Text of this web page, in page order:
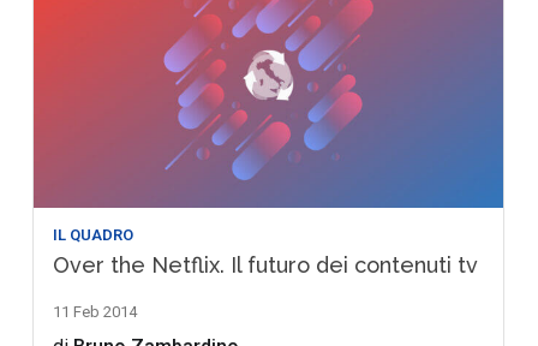
IL QUADRO
Over the Netflix. Il futuro dei contenuti tv
11 Feb 2014